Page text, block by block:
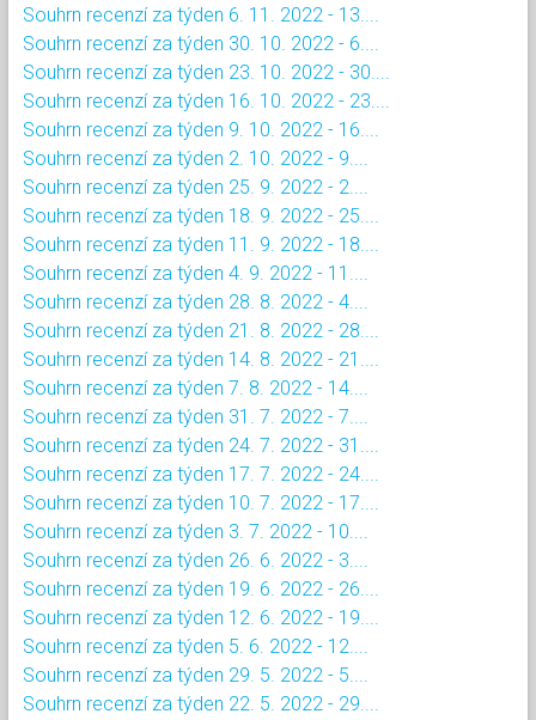
Souhrn recenzí za týden 6. 11. 2022 - 13....
Souhrn recenzí za týden 30. 10. 2022 - 6....
Souhrn recenzí za týden 23. 10. 2022 - 30....
Souhrn recenzí za týden 16. 10. 2022 - 23....
Souhrn recenzí za týden 9. 10. 2022 - 16....
Souhrn recenzí za týden 2. 10. 2022 - 9....
Souhrn recenzí za týden 25. 9. 2022 - 2....
Souhrn recenzí za týden 18. 9. 2022 - 25....
Souhrn recenzí za týden 11. 9. 2022 - 18....
Souhrn recenzí za týden 4. 9. 2022 - 11....
Souhrn recenzí za týden 28. 8. 2022 - 4....
Souhrn recenzí za týden 21. 8. 2022 - 28....
Souhrn recenzí za týden 14. 8. 2022 - 21....
Souhrn recenzí za týden 7. 8. 2022 - 14....
Souhrn recenzí za týden 31. 7. 2022 - 7....
Souhrn recenzí za týden 24. 7. 2022 - 31....
Souhrn recenzí za týden 17. 7. 2022 - 24....
Souhrn recenzí za týden 10. 7. 2022 - 17....
Souhrn recenzí za týden 3. 7. 2022 - 10....
Souhrn recenzí za týden 26. 6. 2022 - 3....
Souhrn recenzí za týden 19. 6. 2022 - 26....
Souhrn recenzí za týden 12. 6. 2022 - 19....
Souhrn recenzí za týden 5. 6. 2022 - 12....
Souhrn recenzí za týden 29. 5. 2022 - 5....
Souhrn recenzí za týden 22. 5. 2022 - 29....